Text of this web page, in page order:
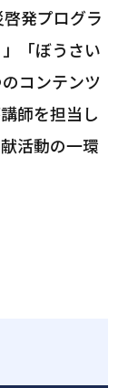
発プログラ
「ぼうさい
コンテンツ
師を担当し
活動の一環